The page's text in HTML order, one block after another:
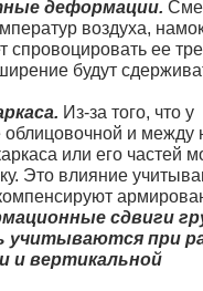
деформации.
воздуха,
спровоцировать ее
будут
Из-за того, что у
и между
или его частей
Это влияние
сдвиги
учитываются при
и вертикальной